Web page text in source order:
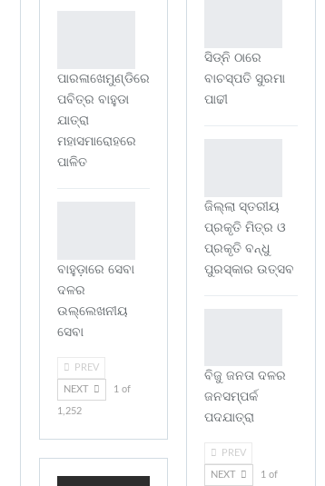
ପାରଳାଖେମୁଣ୍ଡିରେ
ପବିତ୍ର ବାହୁଡା
ଯାତ୍ରା
ମହାସମାରୋହରେ
ପାଳିତ
ବାହୁଡ଼ାରେ ସେବା
ଦଳର
ଉଲ୍ଲେଖନୀୟ
ସେବା
PREV
NEXT 1 of
1,252
ସିଡ୍‌ନି ଠାରେ
ବାଚସ୍ପତି ସୁରମା
ପାଢୀ
ଜିଲ୍ଲା ସ୍ତରୀୟ
ପ୍ରକୃତି ମିତ୍ର ଓ
ପ୍ରକୃତି ବନ୍ଧୁ
ପୁରସ୍କାର ଉତ୍ସବ
ବିଜୁ ଜନତା ଦଳର
ଜନସମ୍ପର୍କ
ପଦଯାତ୍ରା
PREV
NEXT 1 of